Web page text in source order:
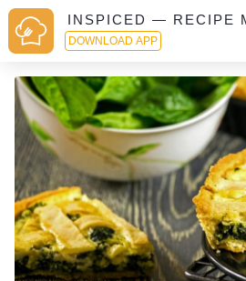
INSPICED — RECIPE
DOWNLOAD APP